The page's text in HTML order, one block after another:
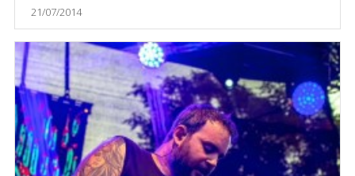
21/07/2014